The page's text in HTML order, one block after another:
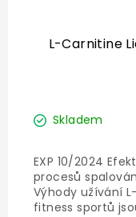
L-Carnitine
Skladem
EXP 10/2024
procesů
Výhody užívání
fitness sportů